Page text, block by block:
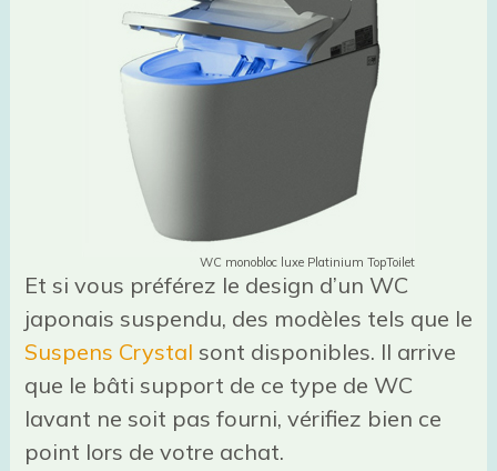
WC monobloc luxe Platinium TopToilet
Et si vous préférez le design d’un WC
japonais suspendu, des modèles tels que le
Suspens Crystal sont disponibles. Il arrive
que le bâti support de ce type de WC
lavant ne soit pas fourni, vérifiez bien ce
point lors de votre achat.